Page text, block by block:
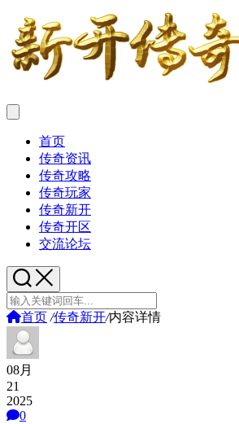
首页
传奇资讯
传奇攻略
传奇玩家
传奇新开
传奇开区
交流论坛
首页 /传奇新开/内容详情
08月
21
2025
0